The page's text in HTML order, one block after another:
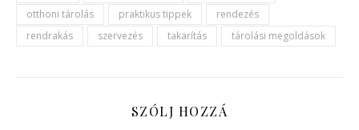
otthoni tárolás
praktikus tippek
rendezés
rendrakás
szervezés takarítás tárolási megoldások
SZÓLJ HOZZÁ